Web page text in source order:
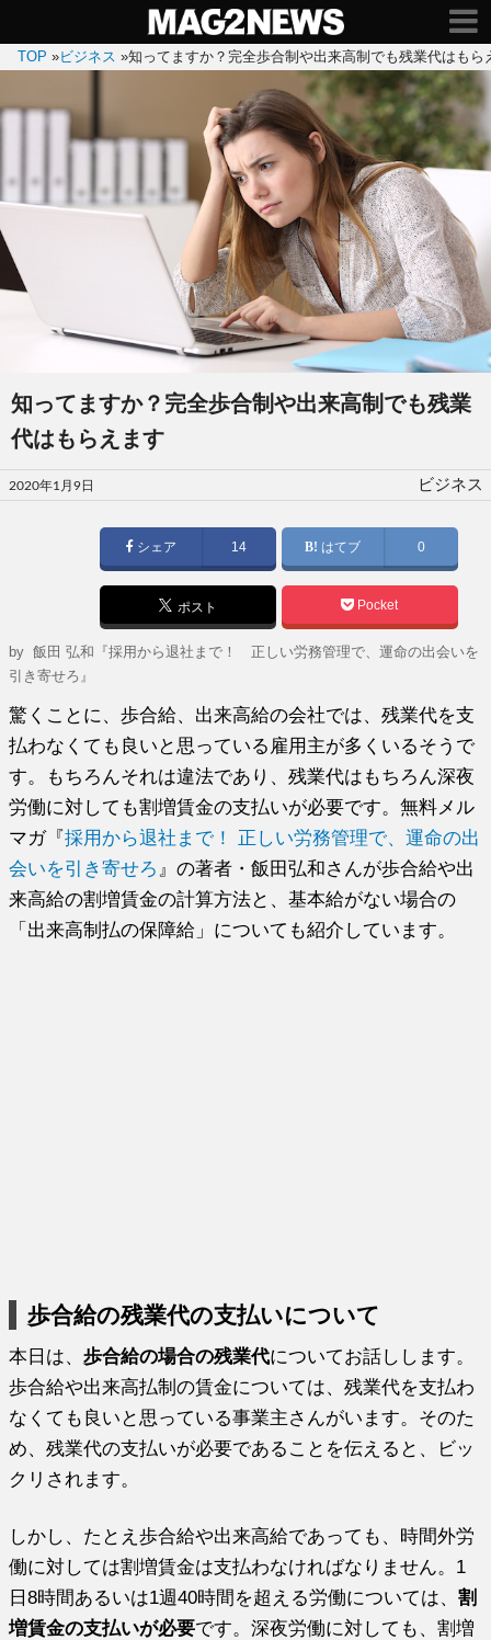
TOP »ビジネス »知ってますか？完全歩合制や出来高制でも残業代はもら
知ってますか？完全歩合制や出来高制でも残業
代はもらえます
投
稿
2020年1月9日 ビジネス
シェア 14 はてブ 0
ポスト Pocket
by飯田 弘和『採用から退社まで！ 正しい労務管理で、運命の出会いを
引き寄せろ』
驚くことに、歩合給、出来高給の会社では、残業代を支
払わなくても良いと思っている雇用主が多くいるそうで
す。もちろんそれは違法であり、残業代はもちろん深夜
労働に対しても割増賃金の支払いが必要です。無料メル
マガ『採用から退社まで！ 正しい労務管理で、運命の出
会いを引き寄せろ 』の著者・飯田弘和さんが歩合給や出
来高給の割増賃金の計算方法と、基本給がない場合の
「出来高制払の保障給」についても紹介しています。
歩合給の残業代の支払いについて
本日は、歩合給の場合の残業代についてお話しします。
歩合給や出来高払制の賃金については、残業代を支払わ
なくても良いと思っている事業主さんがいます。そのた
め、残業代の支払いが必要であることを伝えると、ビッ
クリされます。
しかし、たとえ歩合給や出来高給であっても、時間外労
働に対しては割増賃金は支払わなければなりません。1
日8時間あるいは1週40時間を超える労働については、割
増賃金の支払いが必要です。深夜労働に対しても、割増